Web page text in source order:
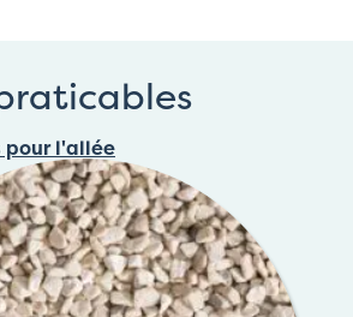
pour l'allée